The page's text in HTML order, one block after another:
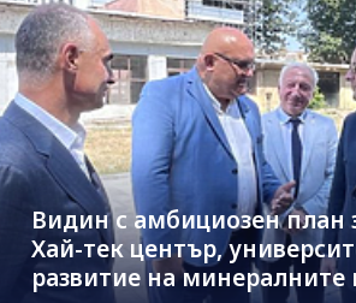
Видин с амбициозен план
Хай-тек център,
развитие на минералните